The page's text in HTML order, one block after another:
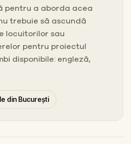
pentru a aborda acea
trebuie să ascundă
locuitorilor sau
pentru proiectul
disponibile: engleză,
din București